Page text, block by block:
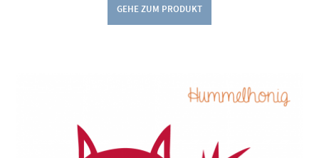
GEHE ZUM PRODUKT